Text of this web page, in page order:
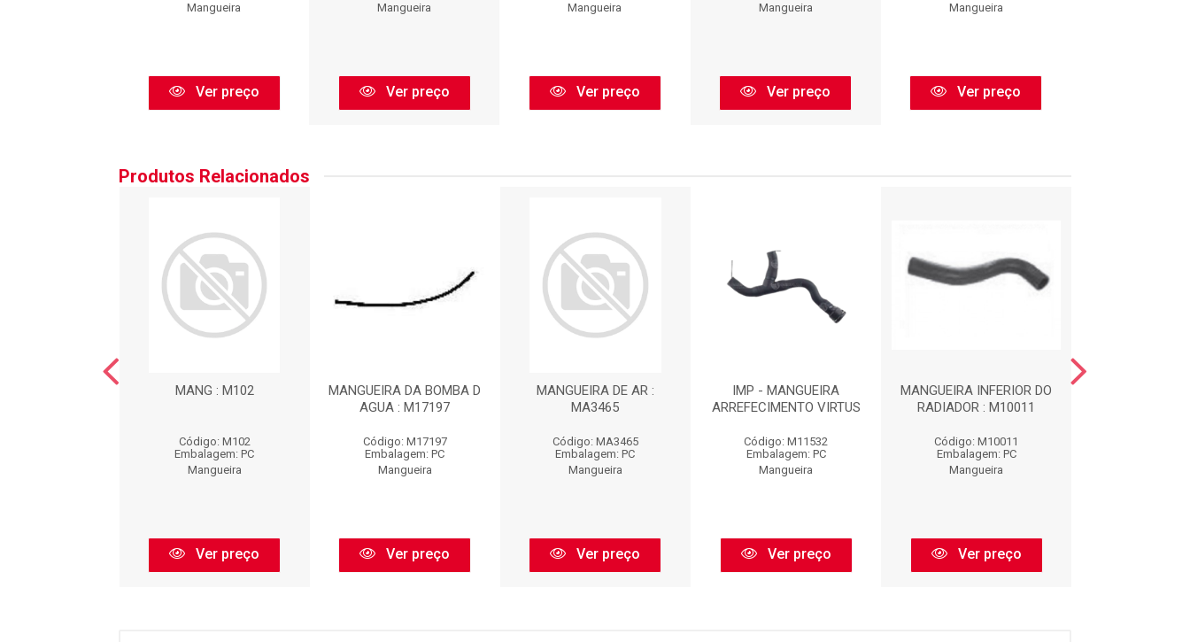
Mangueira
Ver preço
Mangueira
Ver preço
Mangueira
Ver preço
Mangueira
Ver preço
Mangueira
Ver preço
Produtos Relacionados
MANG : M102
Código: M102
Embalagem: PC
Mangueira
Ver preço
MANGUEIRA DA BOMBA D
AGUA : M17197
Código: M17197
Embalagem: PC
Mangueira
Ver preço
MANGUEIRA DE AR :
MA3465
Código: MA3465
Embalagem: PC
Mangueira
Ver preço
IMP - MANGUEIRA
ARREFECIMENTO VIRTUS
Código: M11532
Embalagem: PC
Mangueira
Ver preço
MANGUEIRA INFERIOR DO
RADIADOR : M10011
Código: M10011
Embalagem: PC
Mangueira
Ver preço